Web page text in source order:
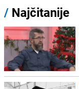
/ Najčitanije